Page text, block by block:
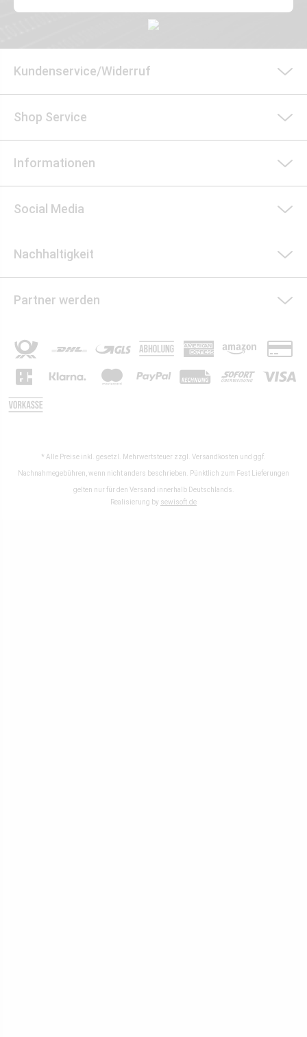
Kundenservice/Widerruf
Shop Service
Informationen
Social Media
Nachhaltigkeit
Partner werden
* Alle Preise inkl. gesetzl. Mehrwertsteuer zzgl. Versandkosten und ggf.
Nachnahmegebühren, wenn nicht anders beschrieben. Pünktlich zum Fest Lieferungen
gelten nur für den Versand innerhalb Deutschlands.
Realisierung by sewisoft.de